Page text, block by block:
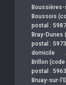
Boussières-
Boussois
postal :
Bray-Dunes
postal :
domicile
,
Brillon
postal :
Bruay-sur-